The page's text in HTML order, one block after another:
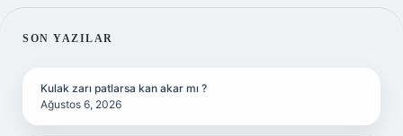
SIDEBAR
SON YAZILAR
Kulak zarı patlarsa kan akar mı ?
Ağustos 6, 2026